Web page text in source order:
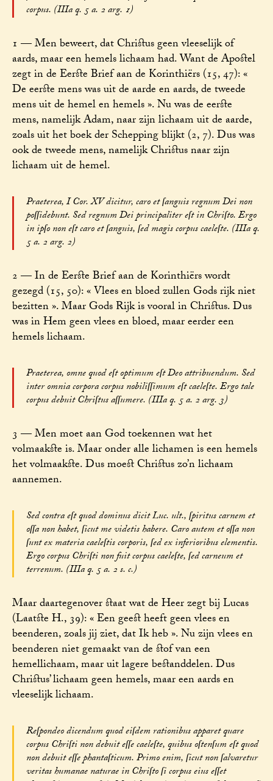
corpus. (IIIa q. 5 a. 2 arg. 1)
1 — Men beweert, dat Christus geen vleeselijk of
aards, maar een hemels lichaam had. Want de Apostel
zegt in de Eerste Brief aan de Korinthiërs (15, 47): «
De eerste mens was uit de aarde en aards, de tweede
mens uit de hemel en hemels ». Nu was de eerste
mens, namelijk Adam, naar zijn lichaam uit de aarde,
zoals uit het boek der Schepping blijkt (2, 7). Dus was
ook de tweede mens, namelijk Christus naar zijn
lichaam uit de hemel.
Praeterea, I Cor. XV dicitur, caro et ſanguis regnum Dei non
poſſidebunt. Sed regnum Dei principaliter eſt in Chriſto. Ergo
in ipſo non eſt caro et ſanguis, ſed magis corpus caeleſte. (IIIa q.
5 a. 2 arg. 2)
2 — In de Eerste Brief aan de Korinthiërs wordt
gezegd (15, 50): « Vlees en bloed zullen Gods rijk niet
bezitten ». Maar Gods Rijk is vooral in Christus. Dus
was in Hem geen vlees en bloed, maar eerder een
hemels lichaam.
Praeterea, omne quod eſt optimum eſt Deo attribuendum. Sed
inter omnia corpora corpus nobiliſſimum eſt caeleſte. Ergo tale
corpus debuit Chriſtus aſſumere. (IIIa q. 5 a. 2 arg. 3)
3 — Men moet aan God toekennen wat het
volmaakste is. Maar onder alle lichamen is een hemels
het volmaakste. Dus moest Christus zo’n lichaam
aannemen.
Sed contra eſt quod dominus dicit Luc. ult., ſpiritus carnem et
oſſa non habet, ſicut me videtis habere. Caro autem et oſſa non
ſunt ex materia caeleſtis corporis, ſed ex inferioribus elementis.
Ergo corpus Chriſti non fuit corpus caeleſte, ſed carneum et
terrenum. (IIIa q. 5 a. 2 s. c.)
Maar daartegenover staat wat de Heer zegt bij Lucas
(Laatste H., 39): « Een geest heeft geen vlees en
beenderen, zoals jij ziet, dat Ik heb ». Nu zijn vlees en
beenderen niet gemaakt van de stof van een
hemellichaam, maar uit lagere bestanddelen. Dus
Christus’ lichaam geen hemels, maar een aards en
vleeselijk lichaam.
Reſpondeo dicendum quod eiſdem rationibus apparet quare
corpus Chriſti non debuit eſſe caeleſte, quibus oſtenſum eſt quod
non debuit eſſe phantaſticum. Primo enim, ſicut non ſalvaretur
veritas humanae naturae in Chriſto ſi corpus eius eſſet